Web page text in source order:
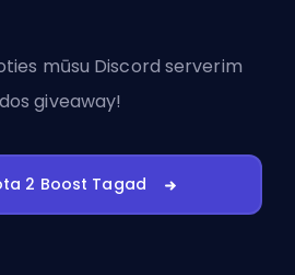
mūsu Discord serverim
giveaway!
2 Boost Tagad